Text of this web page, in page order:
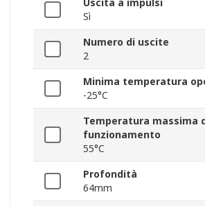
Uscita a impulsi
Sì
Numero di uscite
2
Minima temperatura
-25°C
Temperatura massima
funzionamento
55°C
Profondità
64mm